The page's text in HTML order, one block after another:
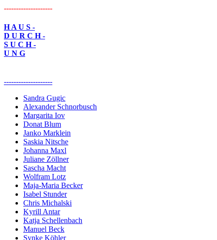
--------------------
H A U S -
D U R C H -
S U C H -
U N G
--------------------
Sandra Gugic
Alexander Schnorbusch
Margarita Iov
Donat Blum
Janko Marklein
Saskia Nitsche
Johanna Maxl
Juliane Zöllner
Sascha Macht
Wolfram Lotz
Maja-Maria Becker
Isabel Stunder
Chris Michalski
Kyrill Antar
Katja Schellenbach
Manuel Beck
Synke Köhler